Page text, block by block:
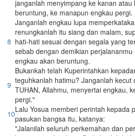
janganlah menyimpang ke kanan atau
beruntung, ke manapun engkau pergi.
8
Janganlah engkau lupa
renungkanlah itu siang dan malam,
hati-hati sesuai dengan segala yang
sebab dengan demikian
engkau akan beruntung.
9
Bukankah telah Kuperintahkan
teguhkanlah hatimu? Janganlah kecut
TUHAN, Allahmu, menyertai engkau,
pergi."
10Lalu Yosua memberi perintah kepada
pasukan bangsa itu, katanya:
"Jalanilah seluruh perkemahan dan